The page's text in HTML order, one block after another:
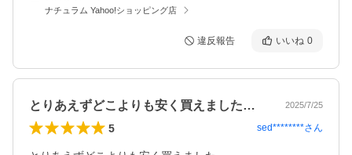
ナチュラム Yahoo!ショッピング店
違反報告 いいね 0
とりあえずどこよりも安く買えました。巻… 2025/7/25
5 sed********さん